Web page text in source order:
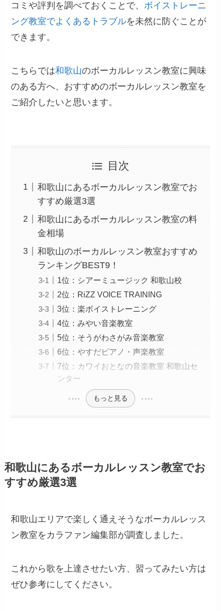
コミや評判を調べておくことで、ボイストレーニ
ング教室でよくあるトラブルを未然に防ぐことが
できます。
こちらでは和歌山のボーカルレッスン教室に興味
のある方へ、おすすめのボーカルレッスン教室を
ご紹介したいと思います。
目次
和歌山にあるボーカルレッスン教室でお
すすめ厳選3選
和歌山にあるボーカルレッスン教室の料
金相場
和歌山のボーカルレッスン教室おすすめ
ランキングBEST9！
1位：シアーミュージック 和歌山校
2位：RiZZ VOICE TRAINING
3位：楽ボイストレーニング
4位：みやい音楽教室
5位：そうがわさがみ音楽教室
6位：やすだピアノ・声楽教室
7位：カワイおとなの音楽教室 和歌山セ
ンター
もっと見る
和歌山にあるボーカルレッスン教室でお
すすめ厳選3選
和歌山エリアで楽しく通えそうなボーカルレッス
ン教室をカラファン編集部が調査しました。
これから歌を上達させたい方、習ってみたい方は
ぜひ参考にしてください。